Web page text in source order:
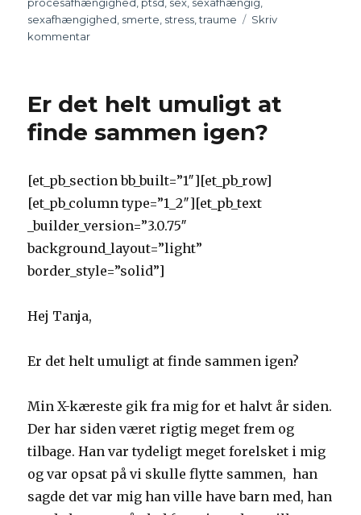
sexafhængighed smerte stress ,traume
Skriv
kommentar
sex
porno
Er det helt umuligt at
finde sammen igen?
[et_pb_section bb_built=”1″][et_pb_row]
[et_pb_column type=”1_2″][et_pb_text
_builder_version=”3.0.75″
background_layout=”light”
border_style=”solid”]
Hej Tanja,
Er det helt umuligt at finde sammen igen?
Min X-kæreste gik fra mig for et halvt år siden.
Der har siden været rigtig meget frem og
tilbage. Han var tydeligt meget forelsket i mig
og var opsat på vi skulle flytte sammen, han
sagde det var mig han ville have barn med, han